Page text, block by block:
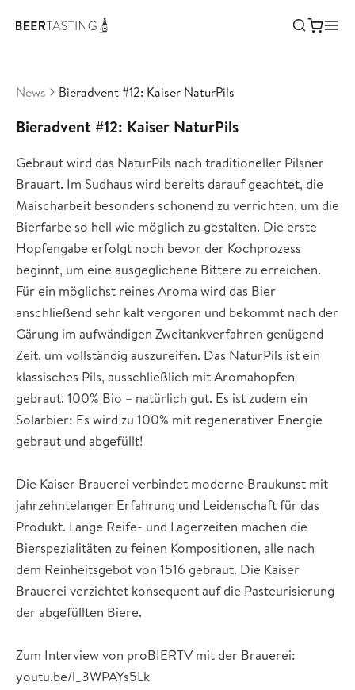
News Bieradvent #12: Kaiser NaturPils
Bieradvent #12: Kaiser NaturPils
Gebraut wird das NaturPils nach traditioneller Pilsner
Brauart. Im Sudhaus wird bereits darauf geachtet, die
Maischarbeit besonders schonend zu verrichten, um die
Bierfarbe so hell wie möglich zu gestalten. Die erste
Hopfengabe erfolgt noch bevor der Kochprozess
beginnt, um eine ausgeglichene Bittere zu erreichen.
Für ein möglichst reines Aroma wird das Bier
anschließend sehr kalt vergoren und bekommt nach der
Gärung im aufwändigen Zweitankverfahren genügend
Zeit, um vollständig auszureifen. Das NaturPils ist ein
klassisches Pils, ausschließlich mit Aromahopfen
gebraut. 100% Bio – natürlich gut. Es ist zudem ein
Solarbier: Es wird zu 100% mit regenerativer Energie
gebraut und abgefüllt!
Die Kaiser Brauerei verbindet moderne Braukunst mit
jahrzehntelanger Erfahrung und Leidenschaft für das
Produkt. Lange Reife- und Lagerzeiten machen die
Bierspezialitäten zu feinen Kompositionen, alle nach
dem Reinheitsgebot von 1516 gebraut. Die Kaiser
Brauerei verzichtet konsequent auf die Pasteurisierung
der abgefüllten Biere.
Zum Interview von proBIERTV mit der Brauerei:
youtu.be/l_3WPAYs5Lk